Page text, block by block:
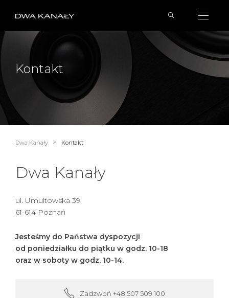
Kontakt
Dwa Kanały Kontakt
Dwa Kanały
ul. Umultowska 39
61-614 Poznań
Jesteśmy do Państwa dyspozycji
od poniedziałku do piątku w godz. 10-18
oraz w soboty w godz. 10-14.
Zadzwoń +48 507 509 100